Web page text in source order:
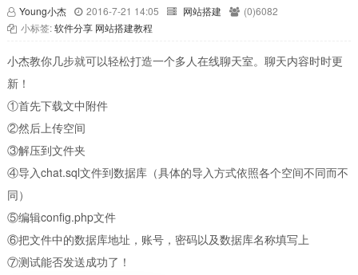
宝塔面板
Young小杰 2016-7-21 14:05 网站搭建
(0)6082
小标签:软件分享 网站搭建教程
小杰教你几步就可以轻松打造一个多人在线聊天室。聊天内容时时更
新！
①首先下载文中附件
②然后上传空间
③解压到文件夹
④导入chat.sql文件到数据库（具体的导入方式依照各个空间不同而不
同）
⑤编辑config.php文件
⑥把文件中的数据库地址，账号，密码以及数据库名称填写上
⑦测试能否发送成功了！